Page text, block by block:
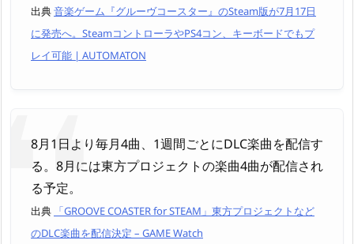
出典音楽ゲーム『グルーヴコースター』のSteam版が7月17日
に発売へ。SteamコントローラやPS4コン、キーボードでもプ
レイ可能 | AUTOMATON
8月1日より毎月4曲、1週間ごとにDLC楽曲を配信す
る。8月には東方プロジェクトの楽曲4曲が配信され
る予定。
出典 「GROOVE COASTER for STEAM」東方プロジェクトなど
のDLC楽曲を配信決定 – GAME Watch